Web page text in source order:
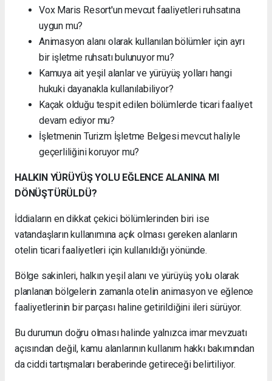
Vox Maris Resort'un mevcut faaliyetleri ruhsatına
uygun mu?
Animasyon alanı olarak kullanılan bölümler için ayrı
bir işletme ruhsatı bulunuyor mu?
Kamuya ait yeşil alanlar ve yürüyüş yolları hangi
hukuki dayanakla kullanılabiliyor?
Kaçak olduğu tespit edilen bölümlerde ticari faaliyet
devam ediyor mu?
İşletmenin Turizm İşletme Belgesi mevcut haliyle
geçerliliğini koruyor mu?
HALKIN YÜRÜYÜŞ YOLU EĞLENCE ALANINA MI
DÖNÜŞTÜRÜLDÜ?
İddiaların en dikkat çekici bölümlerinden biri ise
vatandaşların kullanımına açık olması gereken alanların
otelin ticari faaliyetleri için kullanıldığı yönünde.
Bölge sakinleri, halkın yeşil alanı ve yürüyüş yolu olarak
planlanan bölgelerin zamanla otelin animasyon ve eğlence
faaliyetlerinin bir parçası haline getirildiğini ileri sürüyor.
Bu durumun doğru olması halinde yalnızca imar mevzuatı
açısından değil, kamu alanlarının kullanım hakkı bakımından
da ciddi tartışmaları beraberinde getireceği belirtiliyor.